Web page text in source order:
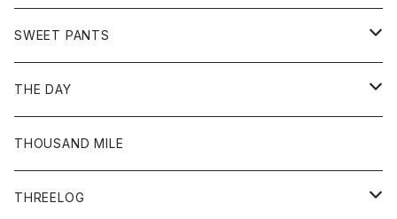
リング
サンダル
アウター
Ｇジャン
ボトム
ジーンズ
SWEET PANTS
ボトム
ショートパンツ
THE DAY
トップス
Tシャツ
THOUSAND MILE
THREELOG